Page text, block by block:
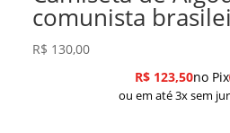
comunista
R$ 130,00
R$123,50no Pix
ou em até 3x sem